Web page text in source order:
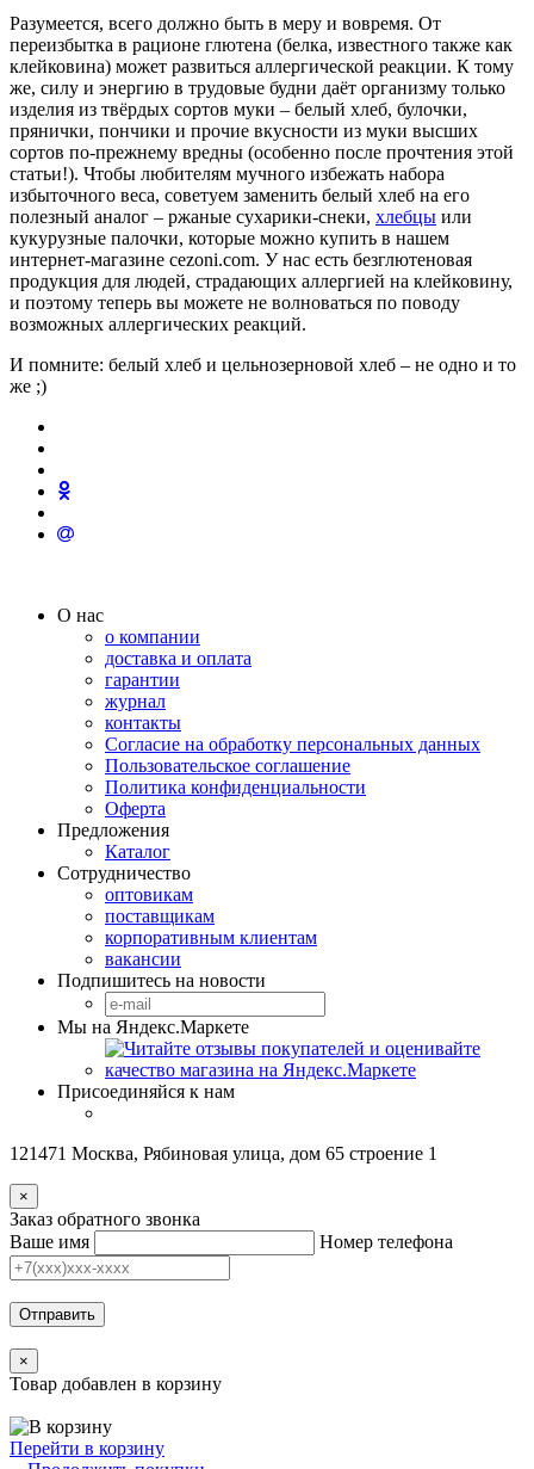
Разумеется, всего должно быть в меру и вовремя. От
переизбытка в рационе глютена (белка, известного также как
клейковина) может развиться аллергической реакции. К тому
же, силу и энергию в трудовые будни даёт организму только
изделия из твёрдых сортов муки – белый хлеб, булочки,
прянички, пончики и прочие вкусности из муки высших
сортов по-прежнему вредны (особенно после прочтения этой
статьи!). Чтобы любителям мучного избежать набора
избыточного веса, советуем заменить белый хлеб на его
полезный аналог – ржаные сухарики-снеки, хлебцы или
кукурузные палочки, которые можно купить в нашем
интернет-магазине cezoni.com. У нас есть безглютеновая
продукция для людей, страдающих аллергией на клейковину,
и поэтому теперь вы можете не волноваться по поводу
возможных аллергических реакций.
И помните: белый хлеб и цельнозерновой хлеб – не одно и то
же ;)
О нас
о компании
доставка и оплата
гарантии
журнал
контакты
Согласие на обработку персональных данных
Пользовательское соглашение
Политика конфиденциальности
Оферта
Предложения
Каталог
Сотрудничество
оптовикам
поставщикам
корпоративным клиентам
вакансии
Подпишитесь на новости
Мы на Яндекс.Маркете
Присоединяйся к нам
121471 Москва, Рябиновая улица, дом 65 строение 1
×
Заказ обратного звонка
Ваше имя
Номер телефона
Отправить
×
Товар добавлен в корзину
Перейти в корзину